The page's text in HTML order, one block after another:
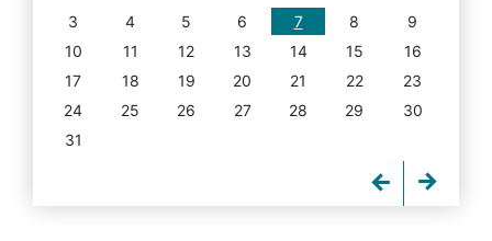
3
4 5 6 7 8
9
10
11 12 13 14 15
16
17
18 19 20 21 22
23
24
25 26 27 28 29
30
31